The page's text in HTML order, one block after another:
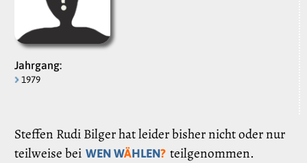
Jahrgang:
1979
Steffen Rudi Bilger hat leider bisher nicht oder nur
teilweise bei WEN WÄHLEN? teilgenommen.